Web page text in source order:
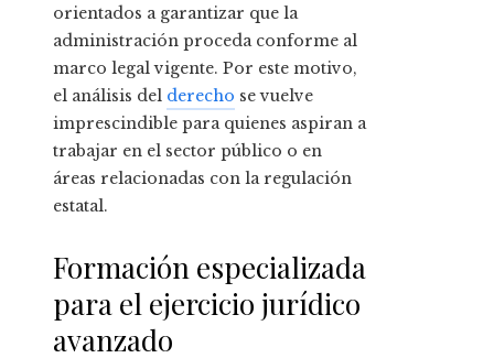
orientados a garantizar que la
administración proceda conforme al
marco legal vigente. Por este motivo,
el análisis del derecho se vuelve
imprescindible para quienes aspiran a
trabajar en el sector público o en
áreas relacionadas con la regulación
estatal.
Formación especializada
para el ejercicio jurídico
avanzado